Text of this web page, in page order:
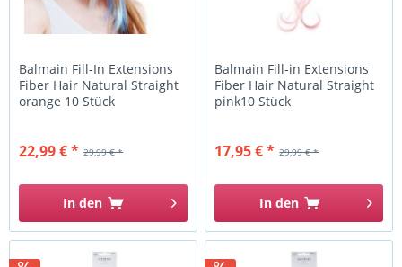
Balmain Fill-In Extensions
Fiber Hair Natural Straight
orange 10 Stück
29,99 € *
22,99 € *
In den
Balmain Fill-in Extensions
Fiber Hair Natural Straight
pink10 Stück
29,99 € *
17,95 € *
In den